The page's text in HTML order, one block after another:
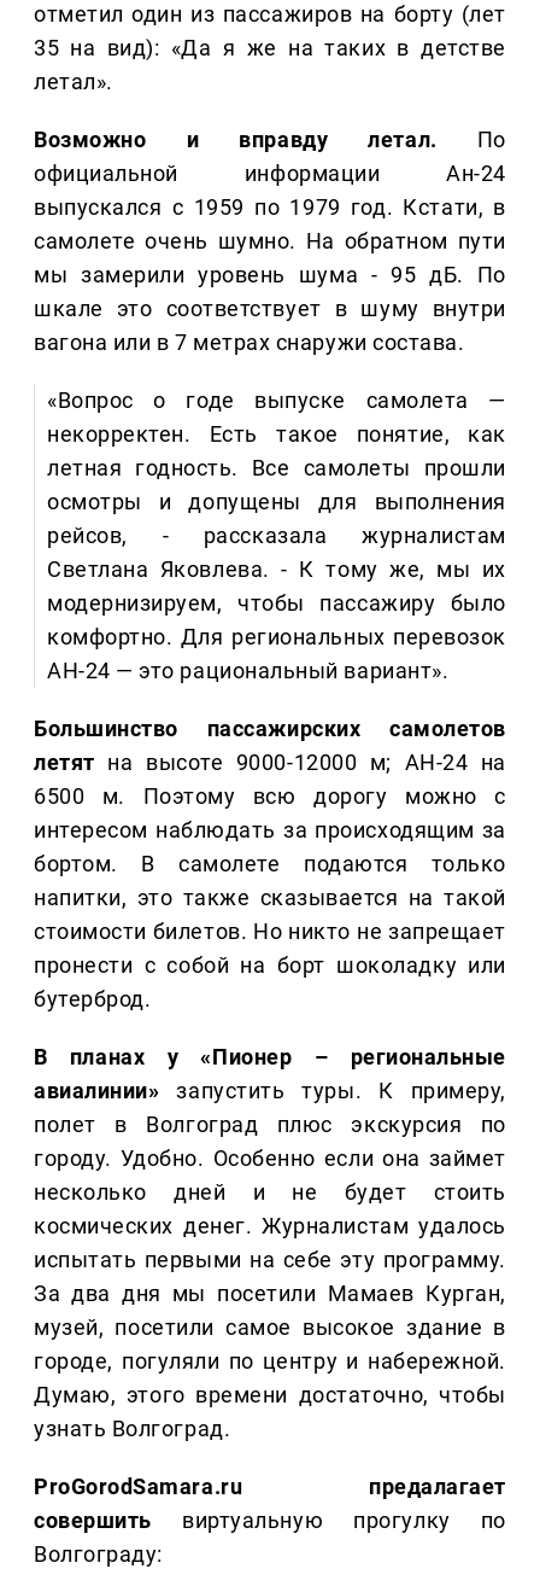
отметил один из пассажиров на борту (лет
35 на вид): «Да я же на таких в детстве
летал».
Возможно и вправду летал. По
официальной информации Ан-24
выпускался с 1959 по 1979 год. Кстати, в
самолете очень шумно. На обратном пути
мы замерили уровень шума - 95 дБ. По
шкале это соответствует в шуму внутри
вагона или в 7 метрах снаружи состава.
«Вопрос о годе выпуске самолета —
некорректен. Есть такое понятие, как
летная годность. Все самолеты прошли
осмотры и допущены для выполнения
рейсов, - рассказала журналистам
Светлана Яковлева. - К тому же, мы их
модернизируем, чтобы пассажиру было
комфортно. Для региональных перевозок
АН-24 — это рациональный вариант».
Большинство пассажирских самолетов
летят на высоте 9000-12000 м; АН-24 на
6500 м. Поэтому всю дорогу можно с
интересом наблюдать за происходящим за
бортом. В самолете подаются только
напитки, это также сказывается на такой
стоимости билетов. Но никто не запрещает
пронести с собой на борт шоколадку или
бутерброд.
В планах у «Пионер – региональные
авиалинии» запустить туры. К примеру,
полет в Волгоград плюс экскурсия по
городу. Удобно. Особенно если она займет
несколько дней и не будет стоить
космических денег. Журналистам удалось
испытать первыми на себе эту программу.
За два дня мы посетили Мамаев Курган,
музей, посетили самое высокое здание в
городе, погуляли по центру и набережной.
Думаю, этого времени достаточно, чтобы
узнать Волгоград.
ProGorodSamara.ru предалагает
совершить виртуальную прогулку по
Волгограду: